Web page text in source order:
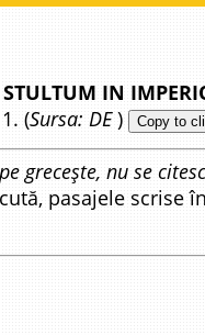
IN
(Sursa: DE) Copy to
grecește, nu se citesc
pasajele scrise